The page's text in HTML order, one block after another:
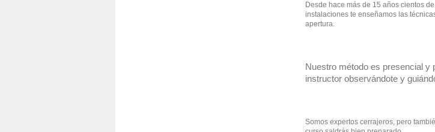
Desde hace más de 15 años cientos
instalaciones te enseñamos las
apertura.
Nuestro método es presencial y
instructor observándote y
Somos expertos cerrajeros, pero